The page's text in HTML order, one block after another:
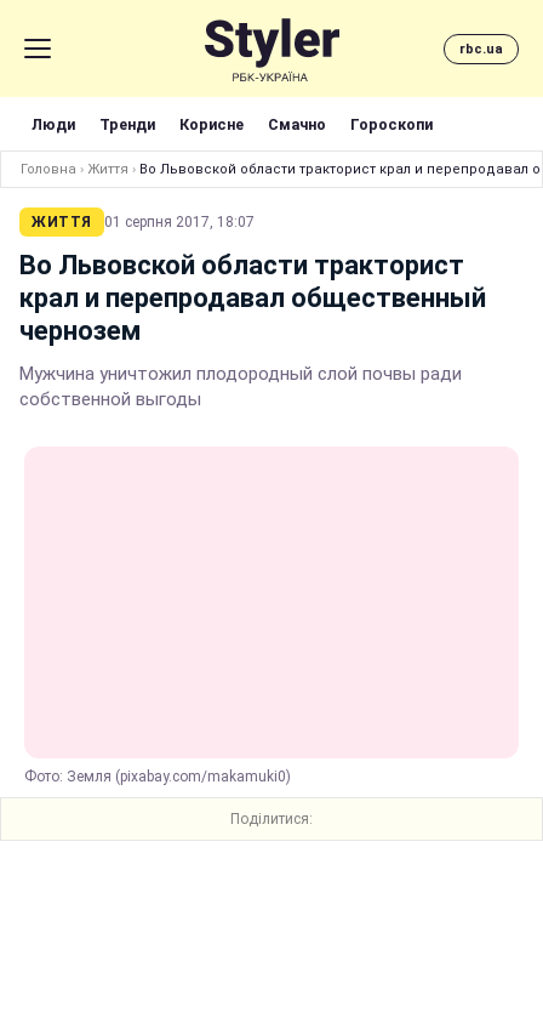
rbc.ua
Люди Тренди Корисне Смачно Гороскопи
Головна › Життя › Во Львовской области тракторист крал и перепродавал
ЖИТТЯ 01 серпня 2017, 18:07
Во Львовской области тракторист
крал и перепродавал общественный
чернозем
Мужчина уничтожил плодородный слой почвы ради
собственной выгоды
Фото: Земля (pixabay.com/makamuki0)
Поділитися: